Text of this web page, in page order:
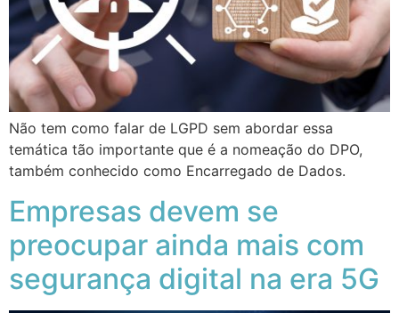
Não tem como falar de LGPD sem abordar essa
temática tão importante que é a nomeação do DPO,
também conhecido como Encarregado de Dados.
Empresas devem se
preocupar ainda mais com
segurança digital na era 5G